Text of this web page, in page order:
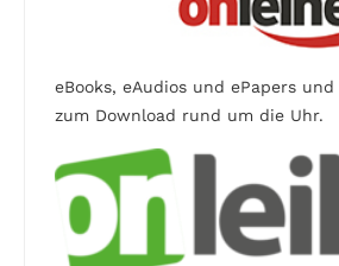
eBooks, eAudios und ePapers und
zum Download rund um die Uhr.